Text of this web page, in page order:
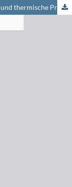
Die akkreditierte Prüfstelle für chemische und thermische Prozess-Sicherheit an der Ingenieurschule Wallis